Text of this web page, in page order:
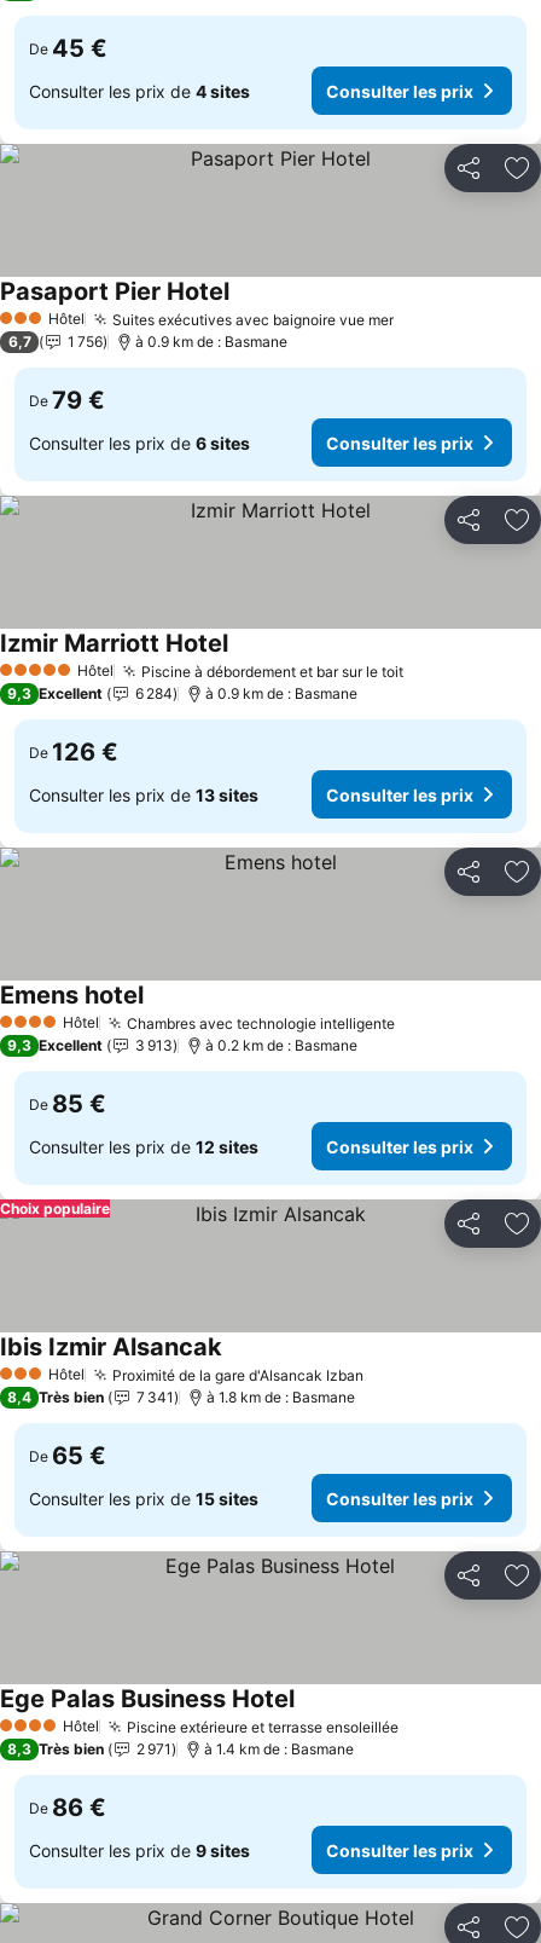
De 45 €
Consulter les prix de 4 sites Consulter les prix
Partager
3 ÉtoilesHôtel Suites exécutives avec baignoire vue merConsulter les
Pasaport Pier HotelConsulter les prix
6,7 1 756 à 0.9 km de : Basmane
De 79 €
Consulter les prix de 6 sites Consulter les prix
Partager
5 Étoiles Hôtel Piscine à débordement et bar sur le toitConsulter les
Izmir Marriott HotelConsulter les prix
9,3 Excellent 6 284 à 0.9 km de : Basmane
De 126 €
Consulter les prix de 13 sites Consulter les prix
Partager
4 Étoiles Hôtel Chambres avec technologie intelligenteConsulter les
Emens hotelConsulter les prix
9,3 Excellent 3 913 à 0.2 km de : Basmane
De 85 €
Consulter les prix de 12 sites Consulter les prix
Partager
Choix populaire
3 ÉtoilesHôtel Proximité de la gare d'Alsancak Izban
Ibis Izmir AlsancakConsulter les prix
8,4 Très bien 7 341 à 1.8 km de : Basmane
De 65 €
Consulter les prix de 15 sites Consulter les prix
Partager
4 Étoiles Hôtel Piscine extérieure et terrasse ensoleilléeConsulter les
Ege Palas Business HotelConsulter les prix
8,3 Très bien 2 971 à 1.4 km de : Basmane
De 86 €
Consulter les prix de 9 sites Consulter les prix
Partager